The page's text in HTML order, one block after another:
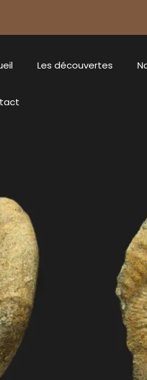
Les découvertes